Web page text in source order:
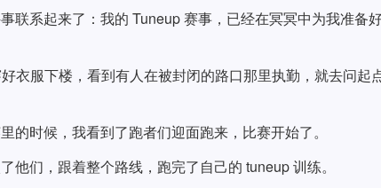
联系起来了：我的 Tuneup 赛事，已经在冥冥中为我准备
衣服下楼，看到有人在被封闭的路口那里执勤，就去问起
时候，我看到了跑者们迎面跑来，比赛开始了。
们，跟着整个路线，跑完了自己的 tuneup 训练。